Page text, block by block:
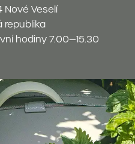
Nové Veselí
republika
hodiny 7.00—15.30